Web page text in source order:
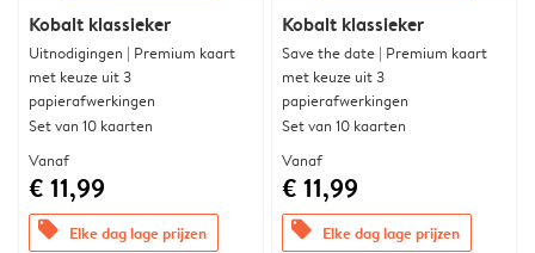
Kobalt klassieker
Uitnodigingen | Premium kaart
met keuze uit 3
papierafwerkingen
Set van 10 kaarten
Vanaf
€ 11,99
offers Elke dag lage prijzen
Kobalt klassieker
Save the date | Premium kaart
met keuze uit 3
papierafwerkingen
Set van 10 kaarten
Vanaf
€ 11,99
offers Elke dag lage prijzen